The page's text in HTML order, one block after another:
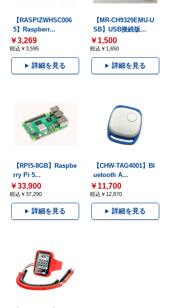
【RASPIZWHSC006
5】Raspberr...
￥3,269
税込￥3,595
詳細を見る
【MR-CH9329EMU-U
SB】USB接続版...
￥1,500
税込￥1,650
詳細を見る
【RPI5-8GB】Raspbe
rry Pi 5...
￥33,900
税込￥37,290
詳細を見る
【CHW-TAG4001】Bl
uetooth A...
￥11,700
税込￥12,870
詳細を見る